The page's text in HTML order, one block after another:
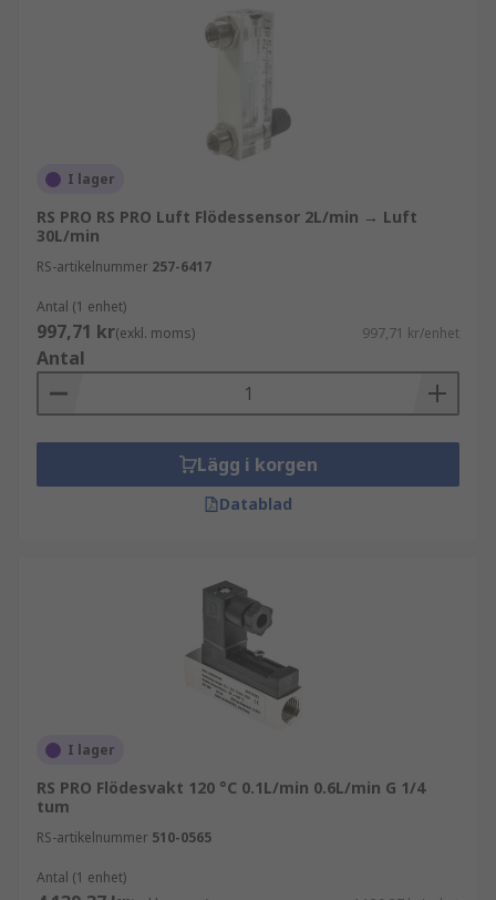
I lager
RS PRO RS PRO Luft Flödessensor 2L/min → Luft
30L/min
RS-artikelnummer 257-6417
Antal (1 enhet)
997,71 kr(exkl. moms) 997,71 kr/enhet
Antal
Lägg i korgen
Datablad
I lager
RS PRO Flödesvakt 120 °C 0.1L/min 0.6L/min G 1/4
tum
RS-artikelnummer 510-0565
Antal (1 enhet)